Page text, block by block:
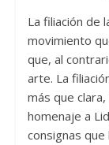
La filiación de
movimiento
que, al
arte. La
más que
homenaje a
consignas